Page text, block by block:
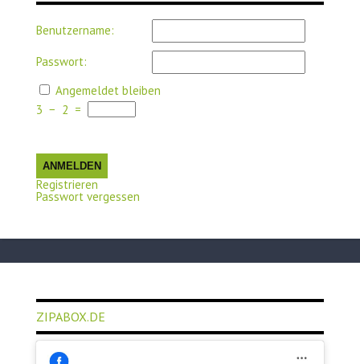
Benutzername:
Passwort:
Angemeldet bleiben
3 − 2 =
ANMELDEN
Registrieren
Passwort vergessen
ZIPABOX.DE